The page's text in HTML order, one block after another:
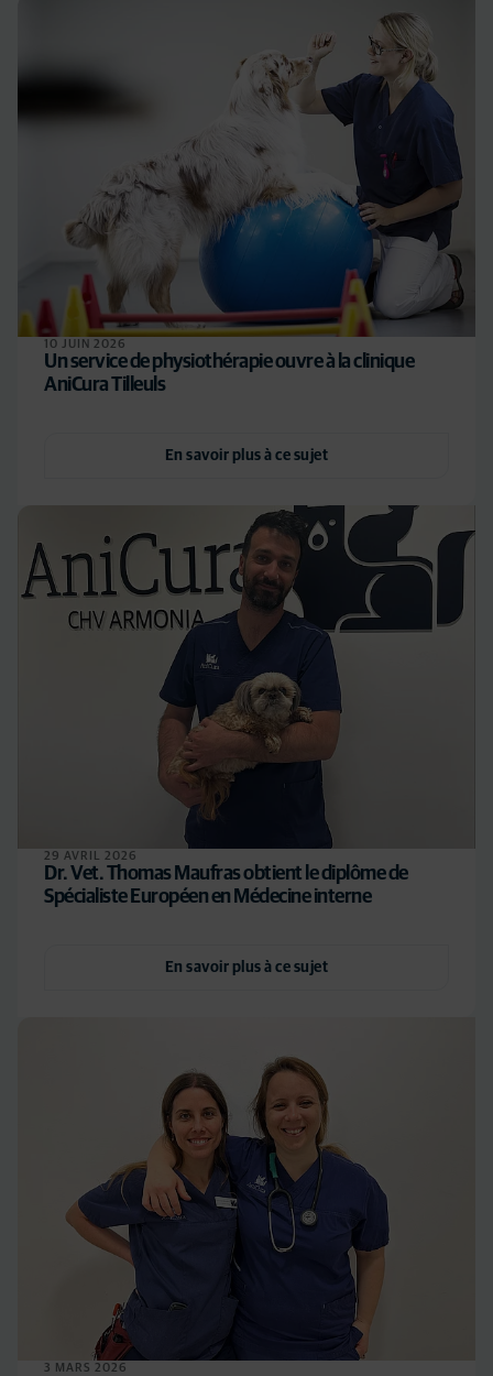
10 JUIN 2026
Un service de physiothérapie ouvre à la clinique
AniCura Tilleuls
En savoir plus à ce sujet
29 AVRIL 2026
Dr. Vet. Thomas Maufras obtient le diplôme de
Spécialiste Européen en Médecine interne
En savoir plus à ce sujet
3 MARS 2026